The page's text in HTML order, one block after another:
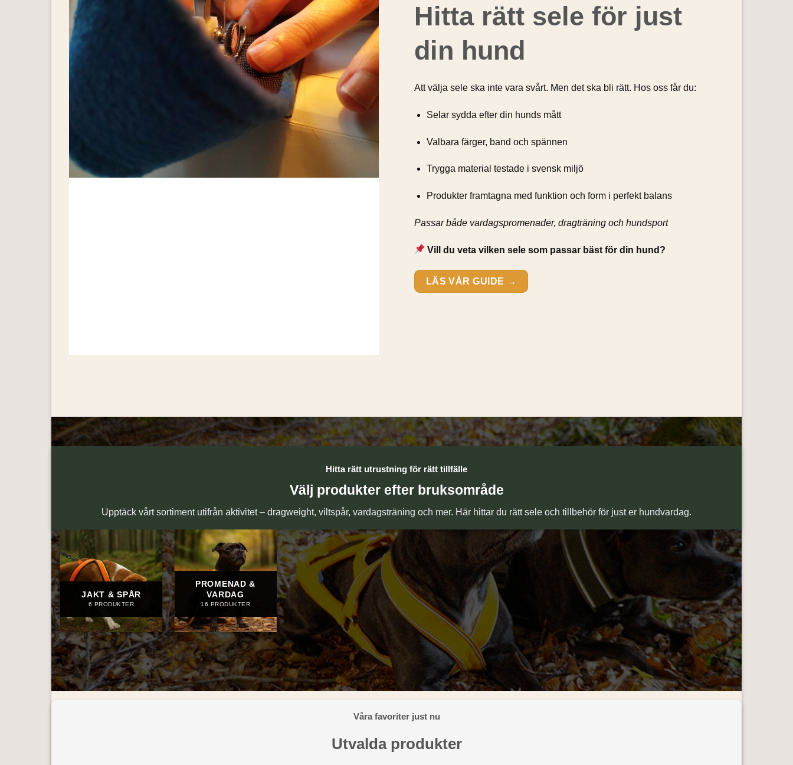
Hitta rätt sele för just
din hund
Att välja sele ska inte vara svårt. Men det ska bli rätt. Hos oss får du:
Selar sydda efter din hunds mått
Valbara färger, band och spännen
Trygga material testade i svensk miljö
Produkter framtagna med funktion och form i perfekt balans
Passar både vardagspromenader, dragträning och hundsport
Vill du veta vilken sele som passar bäst för din hund?
LÄS VÅR GUIDE →
Hitta rätt utrustning för rätt tillfälle
Välj produkter efter bruksområde
Upptäck vårt sortiment utifrån aktivitet – dragweight, viltspår, vardagsträning och mer. Här hittar du rätt sele och tillbehör för just er hundvardag.
JAKT & SPÅR
6 PRODUKTER
PROMENAD &
VARDAG
16 PRODUKTER
Våra favoriter just nu
Utvalda produkter